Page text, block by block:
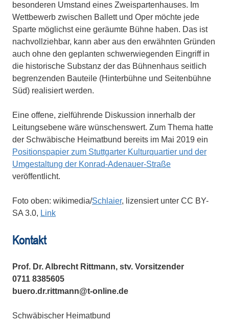
besonderen Umstand eines Zwei­spartenhauses. Im
Wettbewerb zwischen Ballett und Oper möchte jede
Sparte möglichst eine geräumte Bühne haben. Das ist
nach­voll­zieh­bar, kann aber aus den erwähnten Gründen
auch ohne den geplan­ten schwerwiegenden Eingriff in
die historische Substanz der das Büh­nen­haus seitlich
begrenzenden Bauteile (Hinterbühne und Seitenbühne
Süd) realisiert werden.
Eine offene, zielführende Diskussion innerhalb der
Leitungsebene wäre wünschenswert. Zum Thema hatte
der Schwäbische Heimatbund bereits im Mai 2019 ein
Positionspapier zum Stuttgarter Kulturquartier und der
Umgestaltung der Konrad-Adenauer-Straße
veröffentlicht.
Foto oben: wikimedia/Schlaier, lizensiert unter CC BY-
SA 3.0, Link
Kontakt
Prof. Dr. Albrecht Rittmann, stv. Vorsitzender
0711 8385605
buero.dr.rittmann@t‐online.de
Schwäbischer Heimatbund